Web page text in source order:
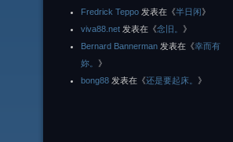
Fredrick Teppo 发表在《半日闲》
viva88.net 发表在《念旧。 》
Bernard Bannerman 发表在《幸而有
妳。 》
bong88 发表在《还是要起床。 》